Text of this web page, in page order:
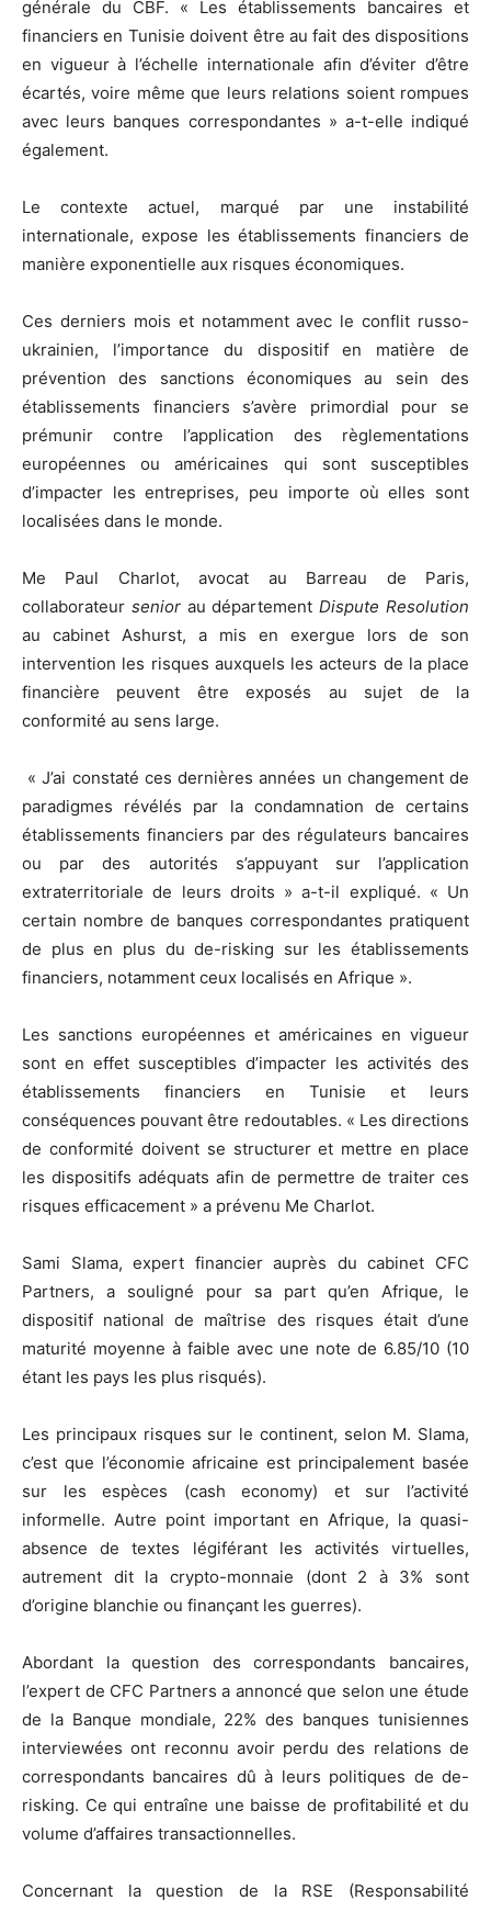
générale du CBF. « Les établissements bancaires et
financiers en Tunisie doivent être au fait des dispositions
en vigueur à l’échelle internationale afin d’éviter d’être
écartés, voire même que leurs relations soient rompues
avec leurs banques correspondantes » a-t-elle indiqué
également.
Le contexte actuel, marqué par une instabilité
internationale, expose les établissements financiers de
manière exponentielle aux risques économiques.
Ces derniers mois et notamment avec le conflit russo-
ukrainien, l’importance du dispositif en matière de
prévention des sanctions économiques au sein des
établissements financiers s’avère primordial pour se
prémunir contre l’application des règlementations
européennes ou américaines qui sont susceptibles
d’impacter les entreprises, peu importe où elles sont
localisées dans le monde.
Me Paul Charlot, avocat au Barreau de Paris,
collaborateur senior au départementDispute Resolution
au cabinet Ashurst, a mis en exergue lors de son
intervention les risques auxquels les acteurs de la place
financière peuvent être exposés au sujet de la
conformité au sens large.
« J’ai constaté ces dernières années un changement de
paradigmes révélés par la condamnation de certains
établissements financiers par des régulateurs bancaires
ou par des autorités s’appuyant sur l’application
extraterritoriale de leurs droits » a-t-il expliqué. « Un
certain nombre de banques correspondantes pratiquent
de plus en plus du de-risking sur les établissements
financiers, notamment ceux localisés en Afrique ».
Les sanctions européennes et américaines en vigueur
sont en effet susceptibles d’impacter les activités des
établissements financiers en Tunisie et leurs
conséquences pouvant être redoutables. « Les directions
de conformité doivent se structurer et mettre en place
les dispositifs adéquats afin de permettre de traiter ces
risques efficacement » a prévenu Me Charlot.
Sami Slama, expert financier auprès du cabinet CFC
Partners, a souligné pour sa part qu’en Afrique, le
dispositif national de maîtrise des risques était d’une
maturité moyenne à faible avec une note de 6.85/10 (10
étant les pays les plus risqués).
Les principaux risques sur le continent, selon M. Slama,
c’est que l’économie africaine est principalement basée
sur les espèces (cash economy) et sur l’activité
informelle. Autre point important en Afrique, la quasi-
absence de textes légiférant les activités virtuelles,
autrement dit la crypto-monnaie (dont 2 à 3% sont
d’origine blanchie ou finançant les guerres).
Abordant la question des correspondants bancaires,
l’expert de CFC Partners a annoncé que selon une étude
de la Banque mondiale, 22% des banques tunisiennes
interviewées ont reconnu avoir perdu des relations de
correspondants bancaires dû à leurs politiques de de-
risking. Ce qui entraîne une baisse de profitabilité et du
volume d’affaires transactionnelles.
Concernant la question de la RSE (Responsabilité